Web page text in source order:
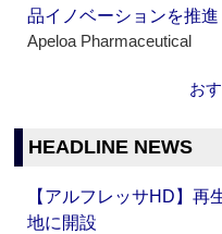
品イノベーションを推進
Apeloa Pharmaceutical
お
HEADLINE NEWS
【アルフレッサHD】再
地に開設